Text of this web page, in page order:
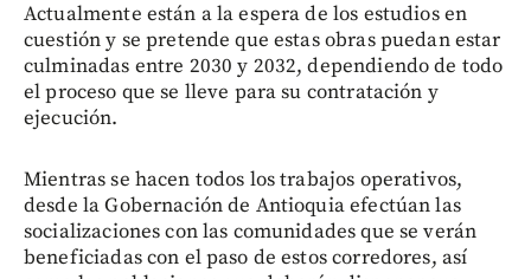
Actualmente están a la espera de los estudios en
cuestión y se pretende que estas obras puedan estar
culminadas entre 2030 y 2032, dependiendo de todo
el proceso que se lleve para su contratación y
ejecución.
Mientras se hacen todos los trabajos operativos,
desde la Gobernación de Antioquia efectúan las
socializaciones con las comunidades que se verán
beneficiadas con el paso de estos corredores, así